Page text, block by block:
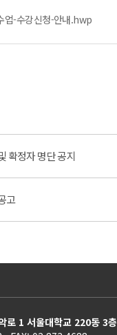
업-수강신청-안내.hwp
확정자 명단 공지
고
로 1 서울대학교 220동 3층